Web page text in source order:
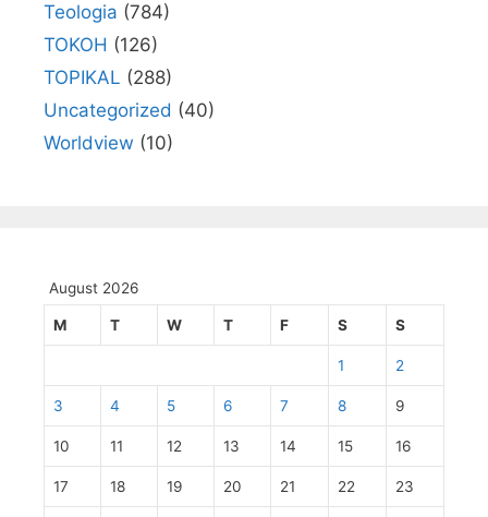
Teologia (784)
TOKOH (126)
TOPIKAL (288)
Uncategorized (40)
Worldview (10)
August 2026
M T W T F S S
1 2
3 4 5 6 7 8 9
10 11 12 13 14 15 16
17 18 19 20 21 22 23